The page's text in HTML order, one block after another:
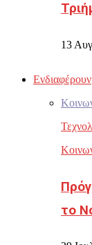
13
Ενδιαφέρουν
το